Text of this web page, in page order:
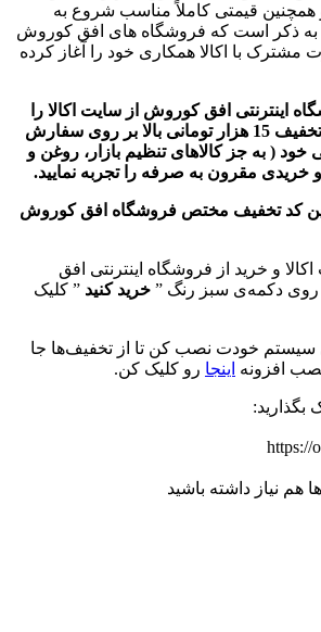
و همچنین قیمتی کاملاً مناسب شروع به
به ذکر است که فروشگاه‌ های افق کوروش
مشترک با اکالا همکاری خود را آغاز کرده
اینترنتی افق کوروش از سایت اکالا را
دارید، با استفاده از کد تخفیف 15 هزار تومانی بالا بر روی سفارش
تومانی خود ( به جز کالاهای تنظیم بازار، روغن و
خریدی مقرون به صرفه را تجربه نمایید.
این کد تخفیف مختص فروشگاه افق کوروش
و خرید از فروشگاه اینترنتی افق
دکمه‌ی سبز رنگ ” خرید کنید ” کلیک
سیستم خودت نصب کن تا از تخفیف‌ها جا
افزونه اینجا رو کلیک کن.
بگذارید:
https://
هم نیاز داشته باشید